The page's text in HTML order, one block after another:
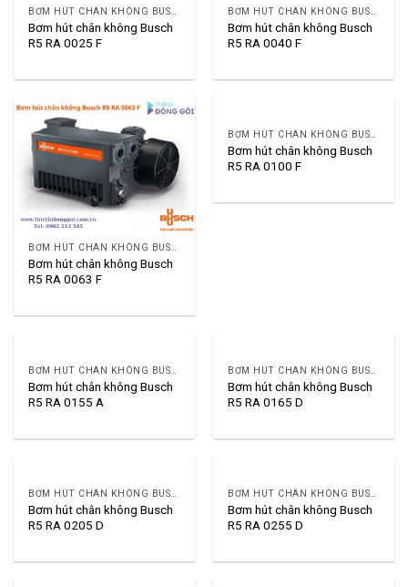
Bơm hút chân không Busch
R5 RA 0025 F
Bơm hút chân không Busch
R5 RA 0040 F
BƠM HÚT CHÂN KHÔNG BUSCH R5
Bơm hút chân không Busch
R5 RA 0063 F
Bơm hút chân không Busch
R5 RA 0100 F
BƠM HÚT CHÂN KHÔNG BUSCH R5
Bơm hút chân không Busch
R5 RA 0155 A
BƠM HÚT CHÂN KHÔNG BUSCH R5
Bơm hút chân không Busch
R5 RA 0165 D
Bơm hút chân không Busch
R5 RA 0205 D
Bơm hút chân không Busch
R5 RA 0255 D